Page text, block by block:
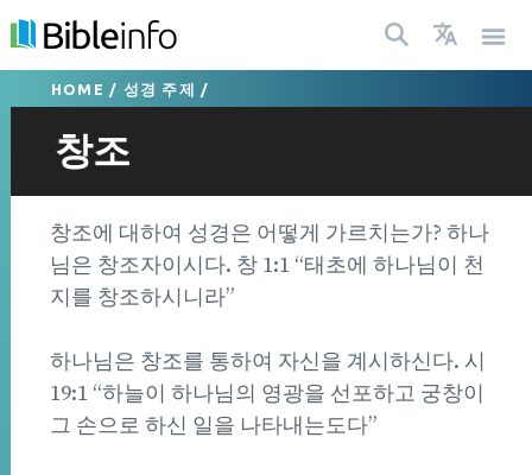
HOME / 성경 주제 /
창조
창조에 대하여 성경은 어떻게 가르치는가? 하나
님은 창조자이시다. 창 1:1 “태초에 하나님이 천
지를 창조하시니라”
하나님은 창조를 통하여 자신을 계시하신다. 시
19:1 “하늘이 하나님의 영광을 선포하고 궁창이
그 손으로 하신 일을 나타내는도다”